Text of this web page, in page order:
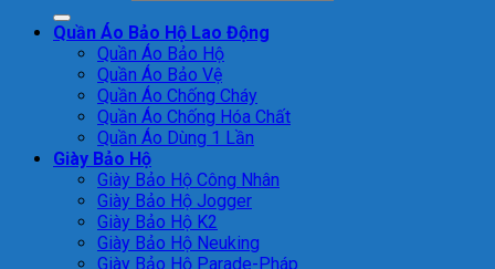
Quần Áo Bảo Hộ Lao Động
Quần Áo Bảo Hộ
Quần Áo Bảo Vệ
Quần Áo Chống Cháy
Quần Áo Chống Hóa Chất
Quần Áo Dùng 1 Lần
Giày Bảo Hộ
Giày Bảo Hộ Công Nhân
Giày Bảo Hộ Jogger
Giày Bảo Hộ K2
Giày Bảo Hộ Neuking
Giày Bảo Hộ Parade-Pháp